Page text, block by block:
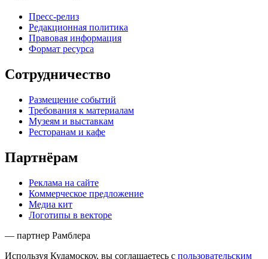
Пресс-релиз
Редакционная политика
Правовая информация
Формат ресурса
Сотрудничество
Размещение событий
Требования к материалам
Музеям и выставкам
Ресторанам и кафе
Партнёрам
Реклама на сайте
Коммерческое предложение
Медиа кит
Логотипы в векторе
— партнер Рамблера
Используя Кудамоскоу, вы соглашаетесь с пользовательским